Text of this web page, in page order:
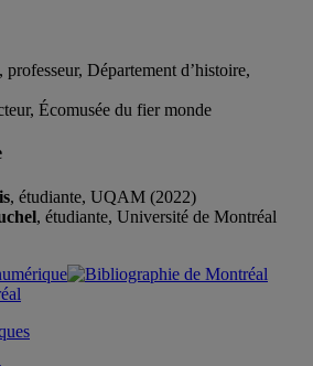
, professeur, Département d’histoire,
Écomusée du fier monde
, étudiante, UQAM (2022)
, étudiante, Université de Montréal